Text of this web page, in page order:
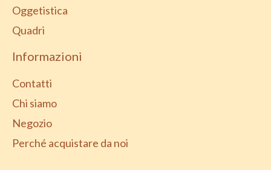
Oggetistica
Quadri
Informazioni
Contatti
Chi siamo
Negozio
Perché acquistare da noi